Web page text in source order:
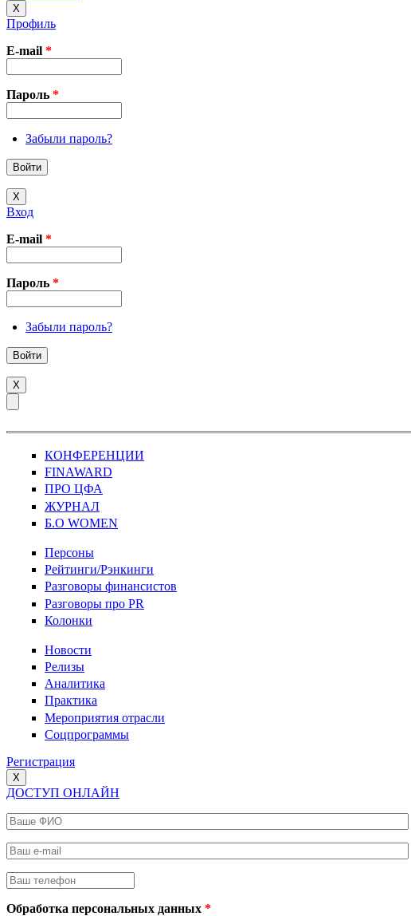
X
Профиль
E-mail *
Пароль *
Забыли пароль?
X
Вход
E-mail *
Пароль *
Забыли пароль?
X
КОНФЕРЕНЦИИ
FINAWARD
ПРО ЦФА
ЖУРНАЛ
Б.О WOMEN
Персоны
Рейтинги/Рэнкинги
Разговоры финансистов
Разговоры про PR
Колонки
Новости
Релизы
Аналитика
Практика
Мероприятия отрасли
Соцпрограммы
Регистрация
X
ДОСТУП ОНЛАЙН
Ваше ФИО
Ваш e-mail
Ваш телефон
Обработка персональных данных *